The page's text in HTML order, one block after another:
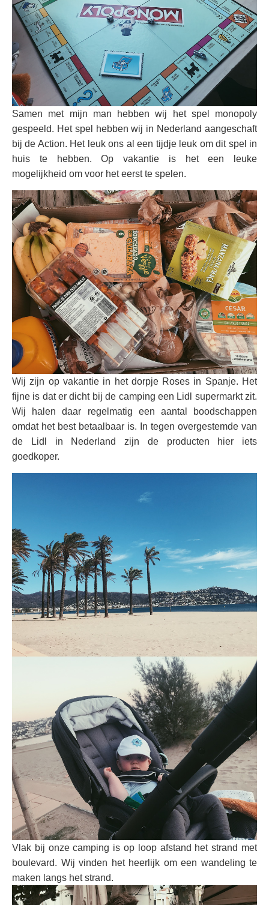
Samen met mijn man hebben wij het spel monopoly
gespeeld. Het spel hebben wij in Nederland aangeschaft
bij de Action. Het leuk ons al een tijdje leuk om dit spel in
huis te hebben. Op vakantie is het een leuke
mogelijkheid om voor het eerst te spelen.
Wij zijn op vakantie in het dorpje Roses in Spanje. Het
fijne is dat er dicht bij de camping een Lidl supermarkt zit.
Wij halen daar regelmatig een aantal boodschappen
omdat het best betaalbaar is. In tegen overgestemde van
de Lidl in Nederland zijn de producten hier iets
goedkoper.
Vlak bij onze camping is op loop afstand het strand met
boulevard. Wij vinden het heerlijk om een wandeling te
maken langs het strand.